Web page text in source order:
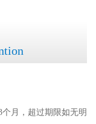
月，超过期限如无明